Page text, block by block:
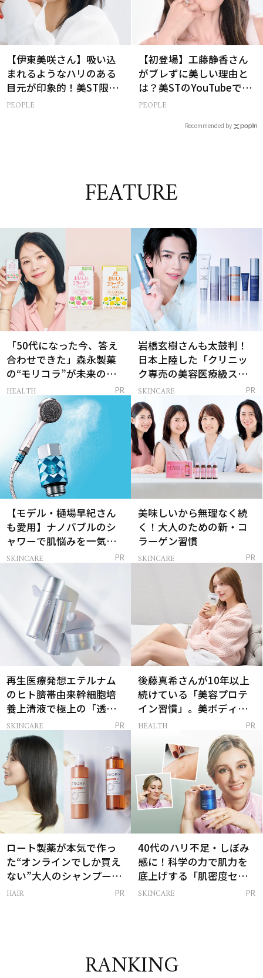
【伊東美咲さん】吸い込
まれるようなハリのある
目元が印象的！美ST限定
特別画像集
PEOPLE
【初登場】工藤静香さん
がブレずに美しい理由と
は？美STのYouTubeでは
ALL私物の「ポーチの中
PEOPLE
Recommended by
FEATURE
「50代になった今、答え
合わせできた」森永製菓
の“モリコラ”が未来のキ
レイを連れてくる！
HEALTH PR
岩橋玄樹さんも太鼓判！
日本上陸した「クリニッ
ク専売の美容医療級スキ
ンケア」
SKINCARE PR
【モデル・樋場早紀さん
も愛用】ナノバブルのシ
ャワーで肌悩みを一気に
解決
SKINCARE PR
美味しいから無理なく続
く！大人のための新・コ
ラーゲン習慣
SKINCARE PR
再生医療発想エテルナム
のヒト臍帯由来幹細胞培
養上清液で極上の「透明
感ハリ肌」へ
SKINCARE PR
後藤真希さんが10年以上
続けている「美容プロテ
イン習慣」。美ボディを
支える朝ルーティンと
HEALTH PR
ロート製薬が本気で作っ
た“オンラインでしか買え
ない”大人のシャンプー＆
トリートメントって？
HAIR PR
40代のハリ不足・しぼみ
感に！科学の力で肌力を
底上げする「肌密度セラ
ム」
SKINCARE PR
RANKING